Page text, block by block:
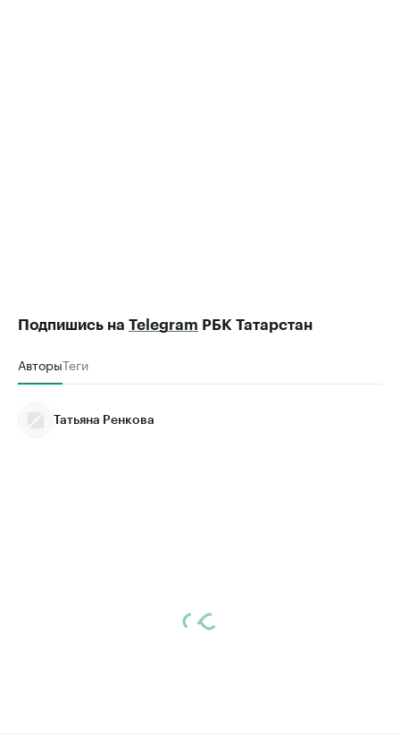
Подпишись на Telegram РБК Татарстан
АвторыТеги
Татьяна Ренкова